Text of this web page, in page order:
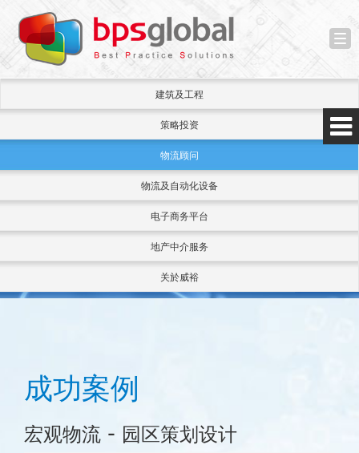
建筑及工程
策略投资
物流顾问
物流及自动化设备
电子商务平台
地产中介服务
关於威裕
成功案例
宏观物流 - 园区策划设计